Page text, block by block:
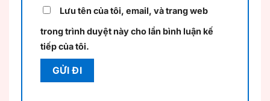
Lưu tên của tôi, email, và trang web
trong trình duyệt này cho lần bình luận kế
tiếp của tôi.